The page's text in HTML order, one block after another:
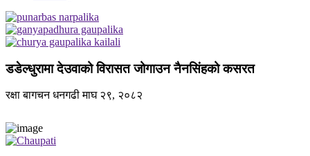
डडेल्धुरामा देउवाको विरासत जोगाउन नैनसिंहको कसरत
रक्षा बागचनधनगढीमाघ २९, २०८२